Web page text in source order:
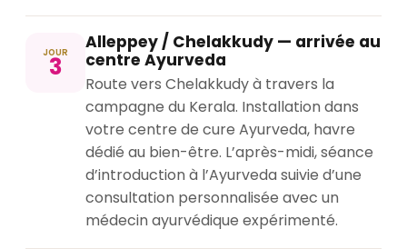
JOUR
3
Alleppey / Chelakkudy — arrivée au
centre Ayurveda
Route vers Chelakkudy à travers la
campagne du Kerala. Installation dans
votre centre de cure Ayurveda, havre
dédié au bien-être. L’après-midi, séance
d’introduction à l’Ayurveda suivie d’une
consultation personnalisée avec un
médecin ayurvédique expérimenté.